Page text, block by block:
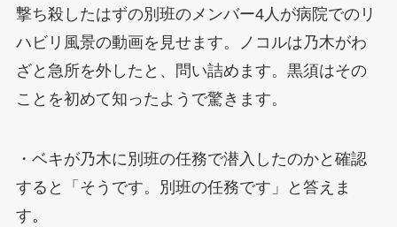
撃ち殺したはずの別班のメンバー4人が病院でのリ
ハビリ風景の動画を見せます。ノコルは乃木がわ
ざと急所を外したと、問い詰めます。黒須はその
ことを初めて知ったようで驚きます。
・ベキが乃木に別班の任務で潜入したのかと確認
すると「そうです。別班の任務です」と答えま
す。